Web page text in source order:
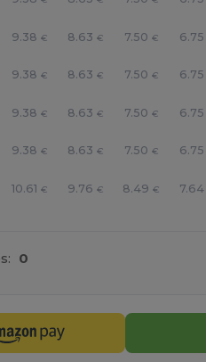
9.38 € 8.63 € 7.50 € 6.75
9.38 € 8.63 € 7.50 € 6.75
9.38 € 8.63 € 7.50 € 6.75
9.38 € 8.63 € 7.50 € 6.75
10.61 € 9.76 € 8.49 € 7.64
0